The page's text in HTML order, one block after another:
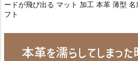
ードが飛び出る マット 加工 本革 薄型
フト